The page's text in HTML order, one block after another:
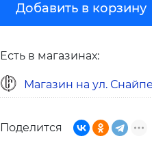
Добавить в корзину
Есть в магазинах:
Магазин на ул.
Поделится